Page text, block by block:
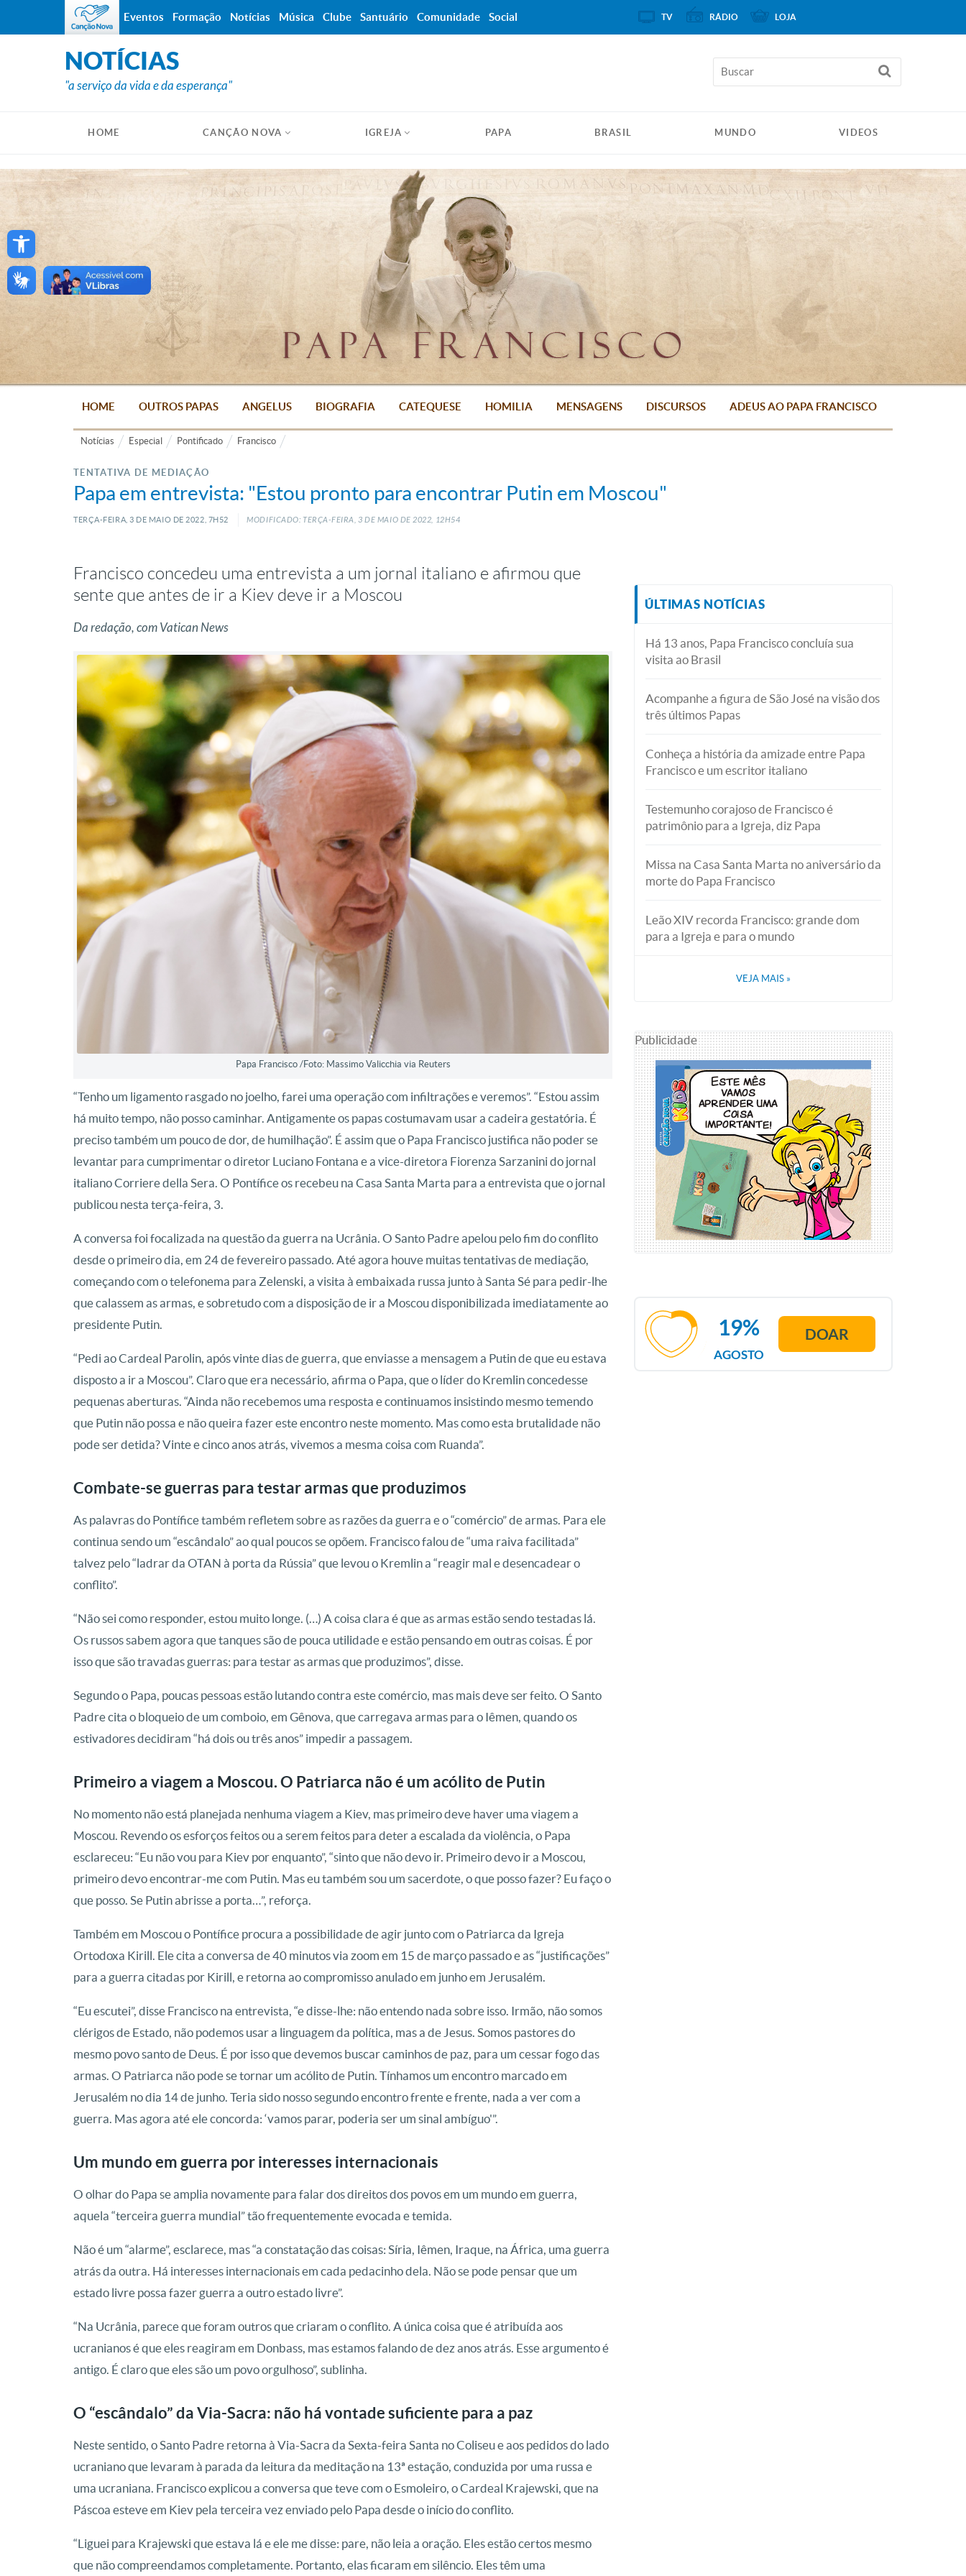
Open toolbar
NOTÍCIAS
"a serviço da vida e da esperança"
HOME CANÇÃO NOVA IGREJA PAPA BRASIL MUNDO VIDEOS
HOME OUTROS PAPAS ANGELUS BIOGRAFIA CATEQUESE HOMILIA MENSAGENS DISCURSOS ADEUS AO PAPA FRANCISCO
Notícias Especial Pontificado Francisco
TENTATIVA DE MEDIAÇÃO
Papa em entrevista: "Estou pronto para encontrar Putin em Moscou"
TERÇA-FEIRA, 3 DE MAIO DE 2022, 7H52 MODIFICADO: TERÇA-FEIRA, 3 DE MAIO DE2022, 12H54
Francisco concedeu uma entrevista a um jornal italiano e afirmou que
sente que antes de ir a Kiev deve ir a Moscou
Da redação, com Vatican News
Papa Francisco /Foto: Massimo Valicchia via Reuters
“Tenho um ligamento rasgado no joelho, farei uma operação com infiltrações e veremos”. “Estou assim
há muito tempo, não posso caminhar. Antigamente os papas costumavam usar a cadeira gestatória. É
preciso também um pouco de dor, de humilhação”. É assim que o Papa Francisco justifica não poder se
levantar para cumprimentar o diretor Luciano Fontana e a vice-diretora Fiorenza Sarzanini do jornal
italiano Corriere della Sera. O Pontífice os recebeu na Casa Santa Marta para a entrevista que o jornal
publicou nesta terça-feira, 3.
A conversa foi focalizada na questão da guerra na Ucrânia. O Santo Padre apelou pelo fim do conflito
desde o primeiro dia, em 24 de fevereiro passado. Até agora houve muitas tentativas de mediação,
começando com o telefonema para Zelenski, a visita à embaixada russa junto à Santa Sé para pedir-lhe
que calassem as armas, e sobretudo com a disposição de ir a Moscou disponibilizada imediatamente ao
presidente Putin.
“Pedi ao Cardeal Parolin, após vinte dias de guerra, que enviasse a mensagem a Putin de que eu estava
disposto a ir a Moscou”. Claro que era necessário, afirma o Papa, que o líder do Kremlin concedesse
pequenas aberturas. “Ainda não recebemos uma resposta e continuamos insistindo mesmo temendo
que Putin não possa e não queira fazer este encontro neste momento. Mas como esta brutalidade não
pode ser detida? Vinte e cinco anos atrás, vivemos a mesma coisa com Ruanda”.
Combate-se guerras para testar armas que produzimos
As palavras do Pontífice também refletem sobre as razões da guerra e o “comércio” de armas. Para ele
continua sendo um “escândalo” ao qual poucos se opõem. Francisco falou de “uma raiva facilitada”
talvez pelo “ladrar da OTAN à porta da Rússia” que levou o Kremlin a “reagir mal e desencadear o
conflito”.
“Não sei como responder, estou muito longe. (…) A coisa clara é que as armas estão sendo testadas lá.
Os russos sabem agora que tanques são de pouca utilidade e estão pensando em outras coisas. É por
isso que são travadas guerras: para testar as armas que produzimos”, disse.
Segundo o Papa, poucas pessoas estão lutando contra este comércio, mas mais deve ser feito. O Santo
Padre cita o bloqueio de um comboio, em Gênova, que carregava armas para o Iêmen, quando os
estivadores decidiram “há dois ou três anos” impedir a passagem.
Primeiro a viagem a Moscou. O Patriarca não é um acólito de Putin
No momento não está planejada nenhuma viagem a Kiev, mas primeiro deve haver uma viagem a
Moscou. Revendo os esforços feitos ou a serem feitos para deter a escalada da violência, o Papa
esclareceu: “Eu não vou para Kiev por enquanto”, “sinto que não devo ir. Primeiro devo ir a Moscou,
primeiro devo encontrar-me com Putin. Mas eu também sou um sacerdote, o que posso fazer? Eu faço o
que posso. Se Putin abrisse a porta…”, reforça.
Também em Moscou o Pontífice procura a possibilidade de agir junto com o Patriarca da Igreja
Ortodoxa Kirill. Ele cita a conversa de 40 minutos via zoom em 15 de março passado e as “justificações”
para a guerra citadas por Kirill, e retorna ao compromisso anulado em junho em Jerusalém.
“Eu escutei”, disse Francisco na entrevista, “e disse-lhe: não entendo nada sobre isso. Irmão, não somos
clérigos de Estado, não podemos usar a linguagem da política, mas a de Jesus. Somos pastores do
mesmo povo santo de Deus. É por isso que devemos buscar caminhos de paz, para um cessar fogo das
armas. O Patriarca não pode se tornar um acólito de Putin. Tínhamos um encontro marcado em
Jerusalém no dia 14 de junho. Teria sido nosso segundo encontro frente e frente, nada a ver com a
guerra. Mas agora até ele concorda: ‘vamos parar, poderia ser um sinal ambíguo'”.
Um mundo em guerra por interesses internacionais
O olhar do Papa se amplia novamente para falar dos direitos dos povos em um mundo em guerra,
aquela “terceira guerra mundial” tão frequentemente evocada e temida.
Não é um “alarme”, esclarece, mas “a constatação das coisas: Síria, Iêmen, Iraque, na África, uma guerra
atrás da outra. Há interesses internacionais em cada pedacinho dela. Não se pode pensar que um
estado livre possa fazer guerra a outro estado livre”.
“Na Ucrânia, parece que foram outros que criaram o conflito. A única coisa que é atribuída aos
ucranianos é que eles reagiram em Donbass, mas estamos falando de dez anos atrás. Esse argumento é
antigo. É claro que eles são um povo orgulhoso”, sublinha.
O “escândalo” da Via-Sacra: não há vontade suficiente para a paz
Neste sentido, o Santo Padre retorna à Via-Sacra da Sexta-feira Santa no Coliseu e aos pedidos do lado
ucraniano que levaram à parada da leitura da meditação na 13ª estação, conduzida por uma russa e
uma ucraniana. Francisco explicou a conversa que teve com o Esmoleiro, o Cardeal Krajewski, que na
Páscoa esteve em Kiev pela terceira vez enviado pelo Papa desde o início do conflito.
“Liguei para Krajewski que estava lá e ele me disse: pare, não leia a oração. Eles estão certos mesmo
que não compreendamos completamente. Portanto, elas ficaram em silêncio. Eles têm uma
ÚLTIMAS NOTÍCIAS
Há 13 anos, Papa Francisco concluía sua
visita ao Brasil
Acompanhe a figura de São José na visão dos
três últimos Papas
Conheça a história da amizade entre Papa
Francisco e um escritor italiano
Testemunho corajoso de Francisco é
patrimônio para a Igreja, diz Papa
Missa na Casa Santa Marta no aniversário da
morte do Papa Francisco
Leão XIV recorda Francisco: grande dom
para a Igreja e para o mundo
VEJA MAIS »
Publicidade
AGOSTO
19% DOAR
Eventos Formação Notícias Música Clube Santuário Comunidade Social TV RÁDIO LOJA